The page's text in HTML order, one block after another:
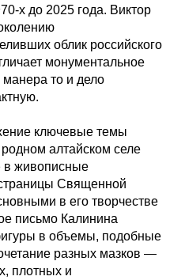
х до 2025 года. Виктор
облик российского
монументальное
манера то и дело
ключевые темы
алтайском селе
в живописные
Священной
в его творчестве
письмо Калинина
в объемы, подобные
разных мазков —
плотных и